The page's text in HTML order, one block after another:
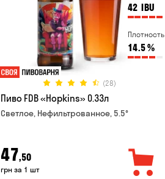
42 IBU
Плотность
14.5%
(28)
Пиво FDB «Hopkins» 0.33л
Светлое, Нефильтрованное, 5.5°
47,50
грн за 1 шт